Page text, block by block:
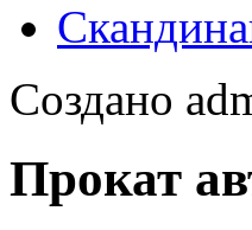
Создано
Прокат